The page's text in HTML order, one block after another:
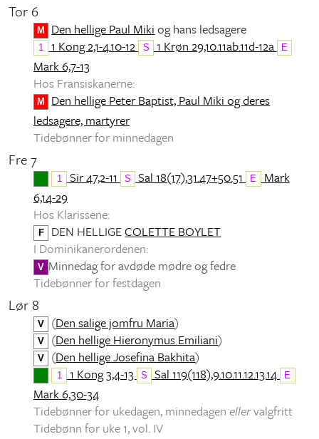
Tor 6
M Den hellige Paul Miki og hans ledsagere
1 1 Kong 2,1-4.10-12 S 1 Krøn 29,10.11ab.11d-12a E
Mark 6,7-13
Hos Fransiskanerne:
M
Den hellige Peter Baptist, Paul Miki og deres
ledsagere, martyrer
Tidebønner for minnedagen
Fre 7
1 Sir 47,2-11 S Sal 18(17),31.47+50.51 E Mark
6,14-29
Hos Klarissene:
F DEN HELLIGECOLETTE BOYLET
I Dominikanerordenen:
V Minnedag for avdøde mødre og fedre
Tidebønner for festdagen
Lør 8
V (Den salige jomfru Maria)
V (Den hellige Hieronymus Emiliani)
V (Den hellige Josefina Bakhita)
1 1 Kong 3,4-13 S Sal 119(118),9.10.11.12.13.14 E
Mark 6,30-34
Tidebønner for ukedagen, minnedagen ellervalgfritt
Tidebønn for uke 1, vol. IV